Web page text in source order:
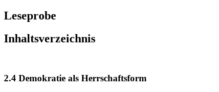
Leseprobe
Inhaltsverzeichnis
2.4 Demokratie als Herrschaftsform